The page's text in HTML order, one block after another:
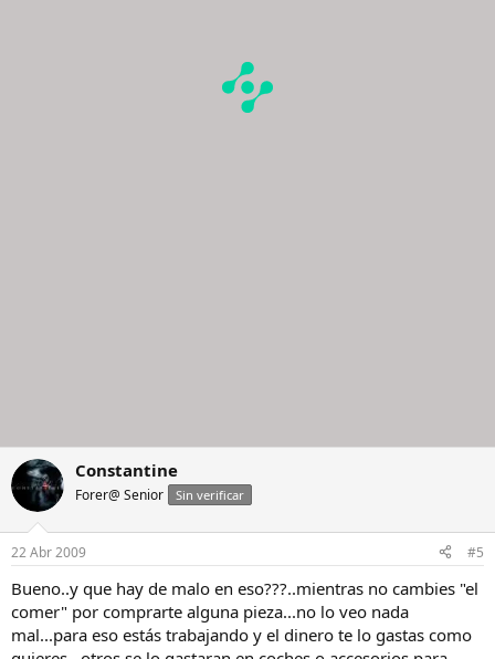
Constantine
Forer@ Senior Sin verificar
22 Abr 2009 #5
Bueno..y que hay de malo en eso???..mientras no cambies "el
comer" por comprarte alguna pieza...no lo veo nada
mal...para eso estás trabajando y el dinero te lo gastas como